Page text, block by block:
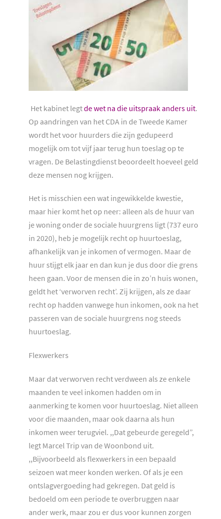
Het kabinet legtde wet na die uitspraak anders uit.
Op aandringen van het CDA in de Tweede Kamer
wordt het voor huurders die zijn gedupeerd
mogelijk om tot vijf jaar terug hun toeslag op te
vragen. De Belastingdienst beoordeelt hoeveel geld
deze mensen nog krijgen.
Het is misschien een wat ingewikkelde kwestie,
maar hier komt het op neer: alleen als de huur van
je woning onder de sociale huurgrens ligt (737 euro
in 2020), heb je mogelijk recht op huurtoeslag,
afhankelijk van je inkomen of vermogen. Maar de
huur stijgt elk jaar en dan kun je dus door die grens
heen gaan. Voor de mensen die in zo’n huis wonen,
geldt het ‘verworven recht’. Zij krijgen, als ze daar
recht op hadden vanwege hun inkomen, ook na het
passeren van de sociale huurgrens nog steeds
huurtoeslag.
Flexwerkers
Maar dat verworven recht verdween als ze enkele
maanden te veel inkomen hadden om in
aanmerking te komen voor huurtoeslag. Niet alleen
voor die maanden, maar ook daarna als hun
inkomen weer terugviel. ,,Dat gebeurde geregeld”,
legt Marcel Trip van de Woonbond uit.
,,Bijvoorbeeld als flexwerkers in een bepaald
seizoen wat meer konden werken. Of als je een
ontslagvergoeding had gekregen. Dat geld is
bedoeld om een periode te overbruggen naar
ander werk, maar zou er dus voor kunnen zorgen